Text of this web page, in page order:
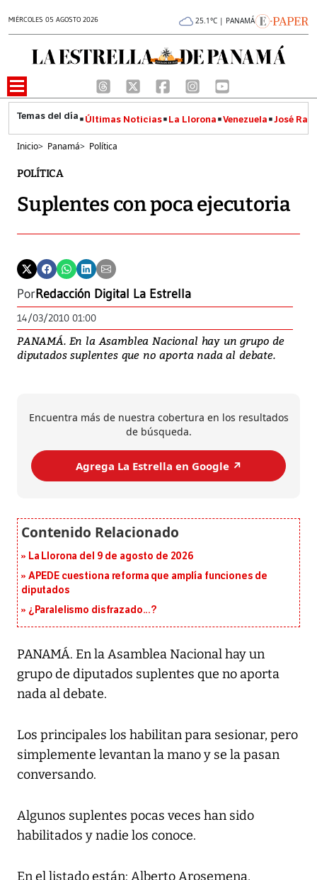
MIÉRCOLES 05 AGOSTO 2026 25.1°C | PANAMÁ
Últimas Noticias La Llorona Venezuela José
Inicio> Panamá> Política
POLÍTICA
Suplentes con poca ejecutoria
PorRedacción Digital La Estrella
14/03/2010 01:00
PANAMÁ. En la Asamblea Nacional hay un grupo de
diputados suplentes que no aporta nada al debate.
Encuentra más de nuestra cobertura en los resultados
de búsqueda.
Agrega La Estrella en Google ↗️
La Llorona del 9 de agosto de 2026
APEDE cuestiona reforma que amplía funciones de
diputados
¿Paralelismo disfrazado...?
PANAMÁ. En la Asamblea Nacional hay un
grupo de diputados suplentes que no aporta
nada al debate.
Los principales los habilitan para sesionar, pero
simplemente levantan la mano y se la pasan
conversando.
Algunos suplentes pocas veces han sido
habilitados y nadie los conoce.
En el listado están: Alberto Arosemena,